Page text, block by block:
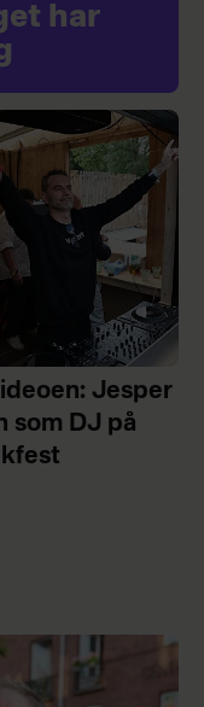
har
Jesper
som DJ på